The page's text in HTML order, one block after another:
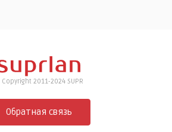
2011-2024 SUPR
Обратная связь